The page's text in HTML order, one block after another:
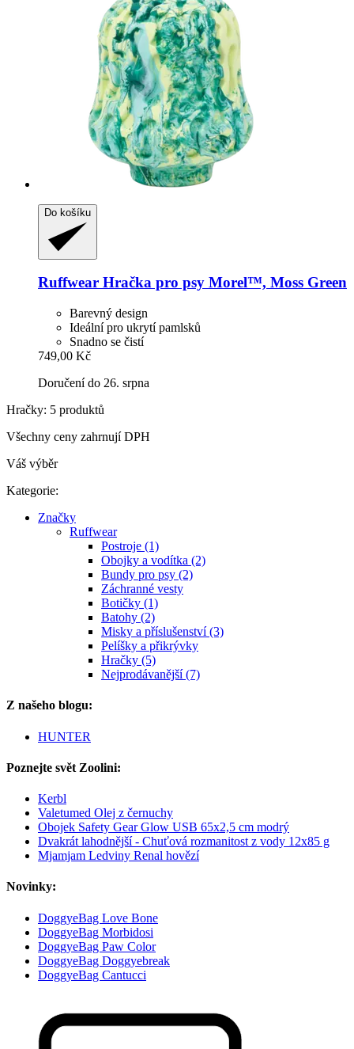
Do košíku
Ruffwear Hračka pro psy Morel™, Moss Green
Barevný design
Ideální pro ukrytí pamlsků
Snadno se čistí
749,00 Kč
Doručení do 26. srpna
Hračky: 5 produktů
Všechny ceny zahrnují DPH
Váš výběr
Kategorie:
Značky
Ruffwear
Postroje (1)
Obojky a vodítka (2)
Bundy pro psy (2)
Záchranné vesty
Botičky (1)
Batohy (2)
Misky a příslušenství (3)
Pelíšky a přikrývky
Hračky (5)
Nejprodávanější (7)
Z našeho blogu:
HUNTER
Poznejte svět Zoolini:
Kerbl
Valetumed Olej z černuchy
Obojek Safety Gear Glow USB 65x2,5 cm modrý
Dvakrát lahodnější - Chuťová rozmanitost z vody 12x85 g
Mjamjam Ledviny Renal hovězí
Novinky:
DoggyeBag Love Bone
DoggyeBag Morbidosi
DoggyeBag Paw Color
DoggyeBag Doggyebreak
DoggyeBag Cantucci